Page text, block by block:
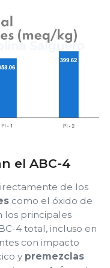
el ABC-4
de los
como el óxido de
los principales
4 total, incluso en
con impacto
y premezclas